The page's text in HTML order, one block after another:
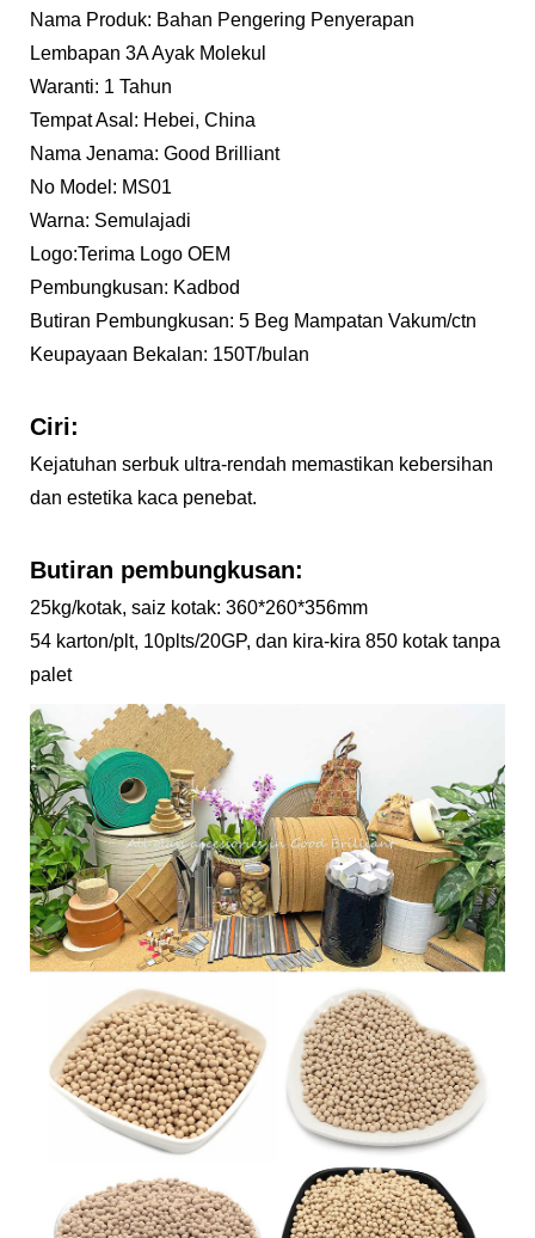
Nama Produk: Bahan Pengering Penyerapan
Lembapan 3A Ayak Molekul
Waranti: 1 Tahun
Tempat Asal: Hebei, China
Nama Jenama: Good Brilliant
No Model: MS01
Warna: Semulajadi
Logo:Terima Logo OEM
Pembungkusan: Kadbod
Butiran Pembungkusan: 5 Beg Mampatan Vakum/ctn
Keupayaan Bekalan: 150T/bulan
Ciri:
Kejatuhan serbuk ultra-rendah memastikan kebersihan
dan estetika kaca penebat.
Butiran pembungkusan:
25kg/kotak, saiz kotak: 360*260*356mm
54 karton/plt, 10plts/20GP, dan kira-kira 850 kotak tanpa
palet